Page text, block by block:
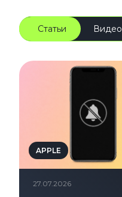
Статьи Видео
APPLE
27.07.2026